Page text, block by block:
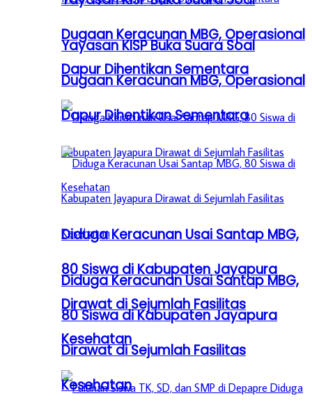
Dugaan Keracunan MBG, Operasional
Dapur Dihentikan Sementara
Diduga Keracunan Usai Santap MBG,
80 Siswa di Kabupaten Jayapura
Dirawat di Sejumlah Fasilitas
Kesehatan
Yayasan KISP Buka Suara Soal
Dugaan Keracunan MBG, Operasional
Dapur Dihentikan Sementara
Diduga Keracunan Usai Santap MBG,
80 Siswa di Kabupaten Jayapura
Dirawat di Sejumlah Fasilitas
Kesehatan